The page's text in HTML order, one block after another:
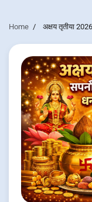
Home अक्षय तृतीया 2026